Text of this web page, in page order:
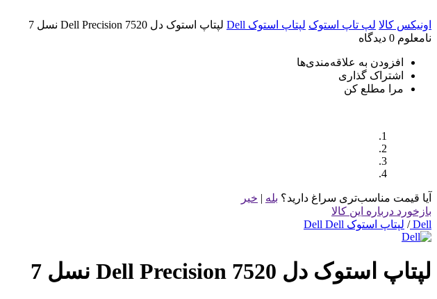
اونیکس کالا لپ تاپ استوک لپتاپ استوک Dell
لپتاپ استوک دل Dell Precision 7520 نسل 7
نامعلوم 0 دیدگاه
افزودن به علاقه‌مندی‌ها
اشتراک گذاری
مرا مطلع کن
آیا قیمت مناسب‌تری سراغ دارید؟ بله | خیر
بازخورد درباره این کالا
Dell
/ لپتاپ استوک Dell Dell
لپتاپ استوک دل Dell Precision 7520 نسل 7